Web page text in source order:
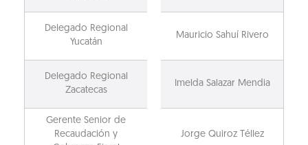
Delegado Regional
Yucatán
Mauricio Sahuí Rivero
Delegado Regional
Zacatecas
Imelda Salazar Mendia
Gerente Senior de
Recaudación y
Jorge Quiroz Téllez